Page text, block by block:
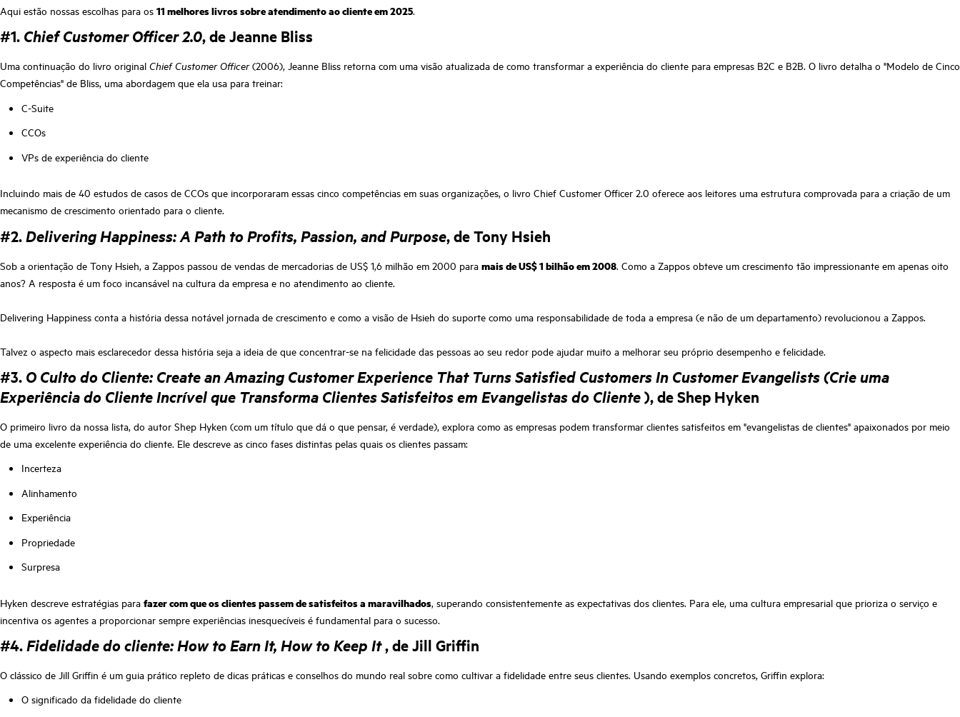
Aqui estão nossas escolhas para os 11 melhores livros sobre atendimento ao cliente em 2025.
#1. Chief Customer Officer 2.0, de Jeanne Bliss
Uma continuação do livro original Chief Customer Officer(2006), Jeanne Bliss retorna com uma visão atualizada de como transformar a experiência do cliente para empresas B2C e B2B. O livro detalha o "Modelo de Cinco
Competências" de Bliss, uma abordagem que ela usa para treinar:
C-Suite
CCOs
VPs de experiência do cliente
Incluindo mais de 40 estudos de casos de CCOs que incorporaram essas cinco competências em suas organizações, o livro Chief Customer Officer 2.0 oferece aos leitores uma estrutura comprovada para a criação de um
mecanismo de crescimento orientado para o cliente.
#2.Delivering Happiness: A Path to Profits, Passion, and Purpose, de Tony Hsieh
Sob a orientação de Tony Hsieh, a Zappos passou de vendas de mercadorias de US$ 1,6 milhão em 2000 para mais de US$ 1 bilhão em 2008. Como a Zappos obteve um crescimento tão impressionante em apenas oito
anos? A resposta é um foco incansável na cultura da empresa e no atendimento ao cliente.
Delivering Happiness conta a história dessa notável jornada de crescimento e como a visão de Hsieh do suporte como uma responsabilidade de toda a empresa (e não de um departamento) revolucionou a Zappos.
Talvez o aspecto mais esclarecedor dessa história seja a ideia de que concentrar-se na felicidade das pessoas ao seu redor pode ajudar muito a melhorar seu próprio desempenho e felicidade.
#3. O Culto do Cliente: Create an Amazing Customer Experience That Turns Satisfied Customers In Customer Evangelists (Crie uma
Experiência do Cliente Incrível que Transforma Clientes Satisfeitos em Evangelistas do Cliente), de Shep Hyken
O primeiro livro da nossa lista, do autor Shep Hyken (com um título que dá o que pensar, é verdade), explora como as empresas podem transformar clientes satisfeitos em "evangelistas de clientes" apaixonados por meio
de uma excelente experiência do cliente. Ele descreve as cinco fases distintas pelas quais os clientes passam:
Incerteza
Alinhamento
Experiência
Propriedade
Surpresa
Hyken descreve estratégias para fazer com que os clientes passem de satisfeitos a maravilhados, superando consistentemente as expectativas dos clientes. Para ele, uma cultura empresarial que prioriza o serviço e
incentiva os agentes a proporcionar sempre experiências inesquecíveis é fundamental para o sucesso.
#4.Fidelidade do cliente: How to Earn It, How to Keep It, de Jill Griffin
O clássico de Jill Griffin é um guia prático repleto de dicas práticas e conselhos do mundo real sobre como cultivar a fidelidade entre seus clientes. Usando exemplos concretos, Griffin explora:
O significado da fidelidade do cliente